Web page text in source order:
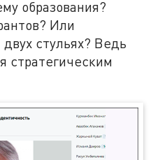
образования?
Или
стульях? Ведь
стратегическим